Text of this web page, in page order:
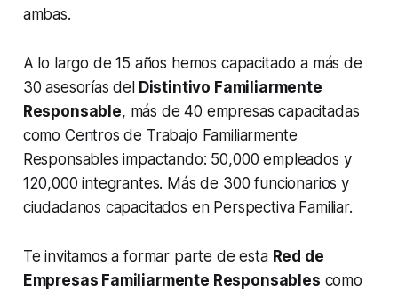
ambas.
A lo largo de 15 años hemos capacitado a más de
30 asesorías delDistintivo Familiarmente
Responsable, más de 40 empresas capacitadas
como Centros de Trabajo Familiarmente
Responsables impactando: 50,000 empleados y
120,000 integrantes. Más de 300 funcionarios y
ciudadanos capacitados en Perspectiva Familiar.
Te invitamos a formar parte de esta Red de
Empresas Familiarmente Responsables como